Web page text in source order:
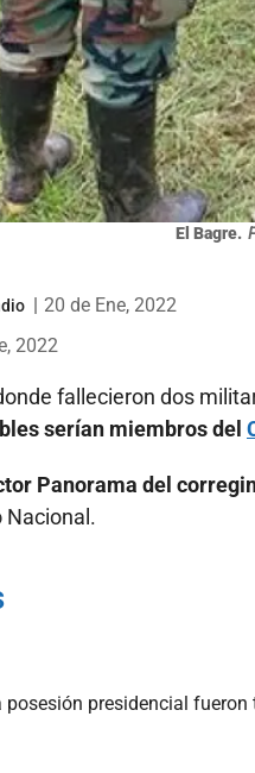
El Bagre.
20 de Ene, 2022
2022
fallecieron dos
serían miembros del
Panorama del
Nacional.
posesión presidencial